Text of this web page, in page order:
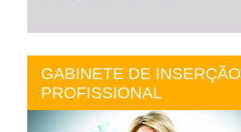
GABINETE DE INSERÇÃO
PROFISSIONAL